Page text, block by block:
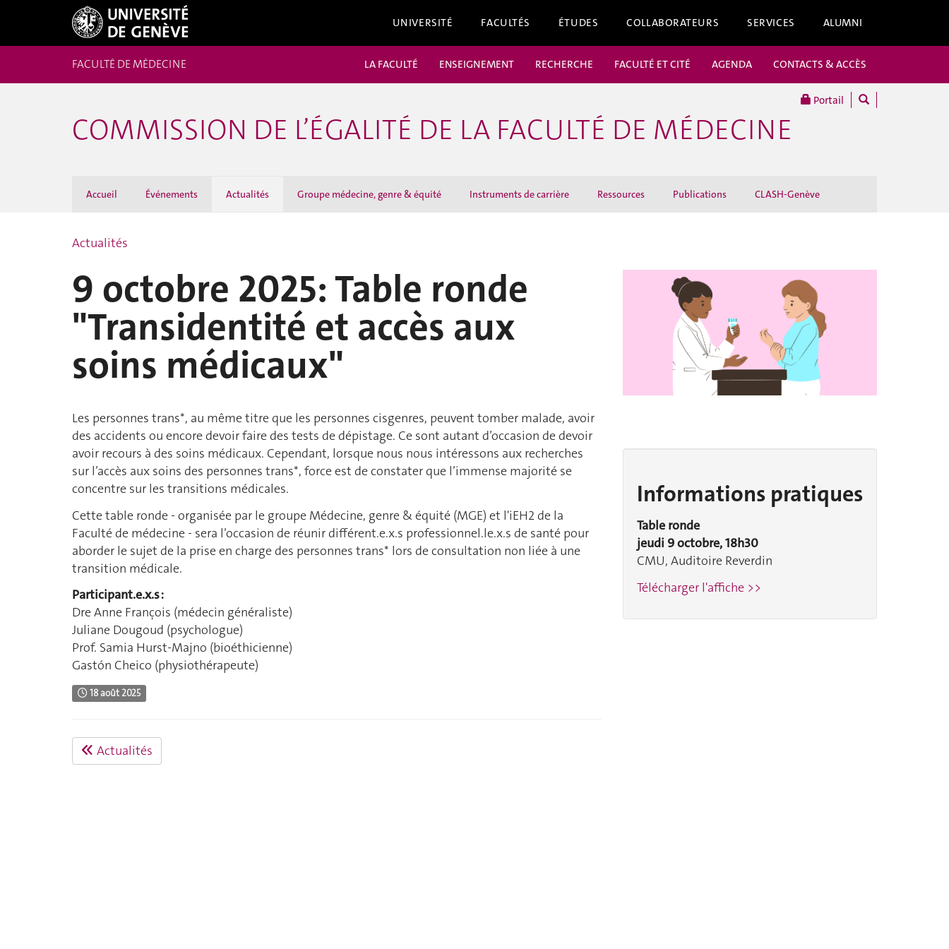
UNIVERSITÉ FACULTÉS ÉTUDES COLLABORATEURS SERVICES ALUMNI
Portail
FACULTÉ DE MÉDECINE LA FACULTÉ ENSEIGNEMENT RECHERCHE FACULTÉ ET CITÉ AGENDA CONTACTS & ACCÈS
COMMISSION DE L’ÉGALITÉ DE LA FACULTÉ DE MÉDECINE
Accueil Événements Actualités Groupe médecine, genre & équité Instruments de carrière Ressources Publications CLASH-Genève
Actualités
9 octobre 2025: Table ronde
"Transidentité et accès aux
soins médicaux"
Les personnes trans*, au même titre que les personnes cisgenres, peuvent tomber malade, avoir
des accidents ou encore devoir faire des tests de dépistage. Ce sont autant d’occasion de devoir
avoir recours à des soins médicaux. Cependant, lorsque nous nous intéressons aux recherches
sur l’accès aux soins des personnes trans*, force est de constater que l’immense majorité se
concentre sur les transitions médicales.
Cette table ronde - organisée par le groupe Médecine, genre & équité (MGE) et l'iEH2 de la
Faculté de médecine - sera l’occasion de réunir différent.e.x.s professionnel.le.x.s de santé pour
aborder le sujet de la prise en charge des personnes trans* lors de consultation non liée à une
transition médicale.
Participant.e.x.s :
Dre Anne François (médecin généraliste)
Juliane Dougoud (psychologue)
Prof. Samia Hurst-Majno (bioéthicienne)
Gastón Cheico (physiothérapeute)
18 août 2025
Actualités
Informations pratiques
Table ronde
jeudi 9 octobre, 18h30
CMU, Auditoire Reverdin
Télécharger l'affiche >>